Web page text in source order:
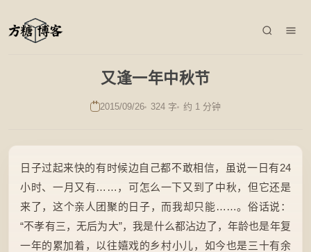
又逢一年中秋节
2015/09/26 324 字 约 1 分钟
日子过起来快的有时候边自己都不敢相信，虽说一日有24
小时、一月又有……，可怎么一下又到了中秋，但它还是
来了，这个亲人团聚的日子，而我却只能……。俗话说：
“不孝有三，无后为大”，我是什么都沾边了，年龄也是年复
一年的累加着，以往嬉戏的乡村小儿，如今也是三十有余